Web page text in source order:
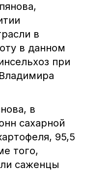
в
в данном
при
в
сахарной
95,5
того,
саженцы